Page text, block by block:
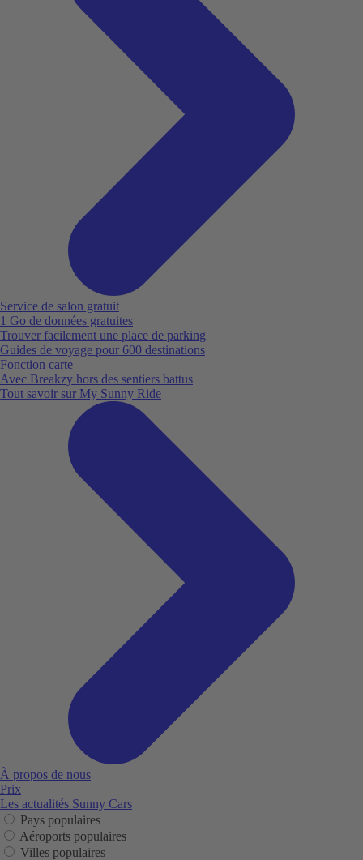
Service de salon gratuit
1 Go de données gratuites
Trouver facilement une place de parking
Guides de voyage pour 600 destinations
Fonction carte
Avec Breakzy hors des sentiers battus
Tout savoir sur My Sunny Ride
À propos de nous
Prix
Les actualités Sunny Cars
Pays populaires
Aéroports populaires
Villes populaires